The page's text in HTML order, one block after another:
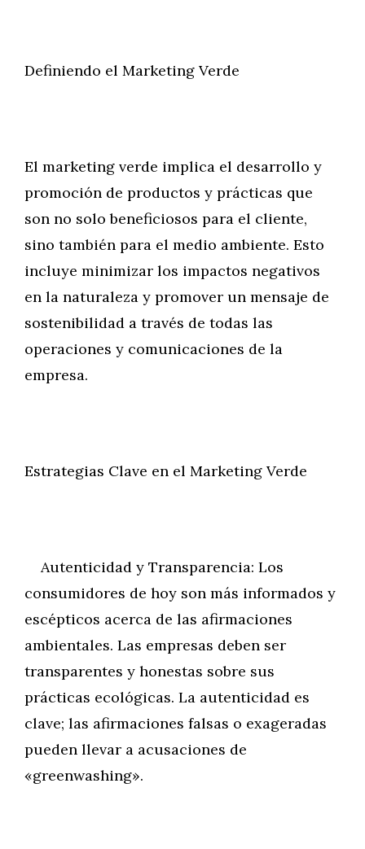
Definiendo el Marketing Verde
El marketing verde implica el desarrollo y
promoción de productos y prácticas que
son no solo beneficiosos para el cliente,
sino también para el medio ambiente. Esto
incluye minimizar los impactos negativos
en la naturaleza y promover un mensaje de
sostenibilidad a través de todas las
operaciones y comunicaciones de la
empresa.
Estrategias Clave en el Marketing Verde
Autenticidad y Transparencia: Los
consumidores de hoy son más informados y
escépticos acerca de las afirmaciones
ambientales. Las empresas deben ser
transparentes y honestas sobre sus
prácticas ecológicas. La autenticidad es
clave; las afirmaciones falsas o exageradas
pueden llevar a acusaciones de
«greenwashing».